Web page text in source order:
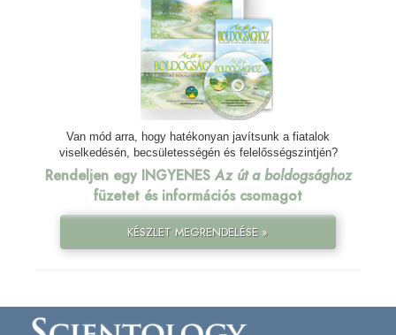
Van mód arra, hogy hatékonyan javítsunk a fiatalok
viselkedésén, becsületességén és felelősségszintjén?
Rendeljen egy INGYENESAz út a boldogsághoz
füzetet és információs csomagot
KÉSZLET MEGRENDELÉSE »